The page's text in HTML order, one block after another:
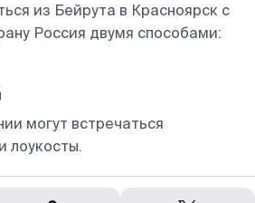
из Бейрута в Красноярск с
Россия двумя способами:
могут встречаться
лоукосты.